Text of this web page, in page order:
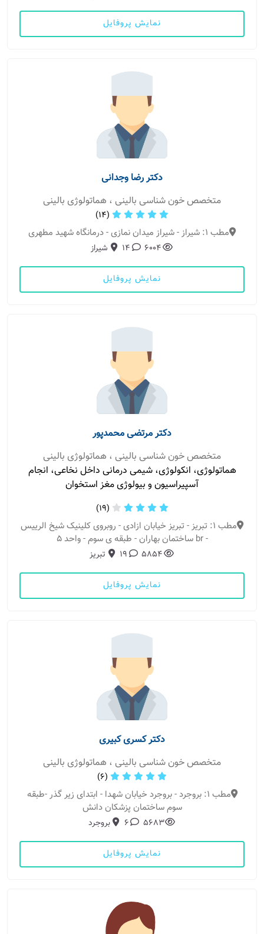
نمایش پروفایل
دکتر رضا وجدانی
متخصص خون شناسی بالینی ، هماتولوژی بالینی
(14)
مطب 1: شیراز - شیراز میدان نمازی - درمانگاه شهید مطهری
6004
14 شیراز
نمایش پروفایل
دکتر مرتضی محمدپور
متخصص خون شناسی بالینی ، هماتولوژی بالینی
هماتولوژی، انکولوژی، شیمی درمانی داخل نخاعی، انجام
آسپیراسیون و بیولوژی مغز استخوان
(19)
مطب 1: تبریز - تبریز خیابان ازادی - روبروی کلینیک شیخ الرییس
- br ساختمان بهاران - طبقه ی سوم - واحد ۵
5854
19 تبریز
نمایش پروفایل
دکتر کسری کبیری
متخصص خون شناسی بالینی ، هماتولوژی بالینی
(6)
مطب 1: بروجرد - بروجرد خیابان شهدا - ابتدای زیر گذر -طبقه
سوم ساختمان پزشکان دانش
5683
6 بروجرد
نمایش پروفایل